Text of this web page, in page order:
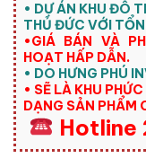
• DỰ ÁN KHU ĐÔ
THỦ ĐỨC VỚI
•GIÁ BÁN VÀ
HOẠT HẤP DẪN.
• DO HƯNG PHÚ
• SẼ LÀ KHU
DẠNG SẢN PHẨM